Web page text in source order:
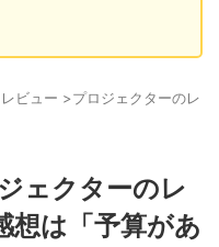
ビュー >プロジェクターのレビ
ェクターのレ
想は「予算があ